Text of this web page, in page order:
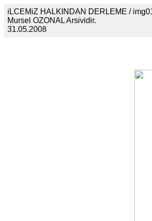
iLCEMiZ HALKINDAN DERLEME /
Mursel OZONAL Arsividir.
31.05.2008